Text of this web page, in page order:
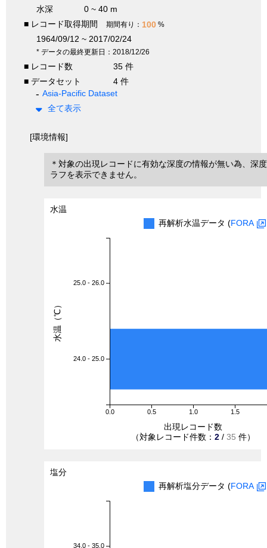
水深
0 ~ 40 m
■ レコード取得期間
期間有り： 100 %
1964/09/12 ~ 2017/02/24
* データの最終更新日：2018/12/26
■ レコード数
35 件
■ データセット
4 件
Asia-Pacific Dataset
全て表示
[環境情報]
＊対象の出現レコードに有効な深度の情報が無い為、深
ラフを表示できません。
水温
再解析水温データ (FORA
0.0 0.5 1.0 1.5
25.0 - 26.0
24.0 - 25.0
出現レコード数
（対象レコード件数： 2 / 35 件）
水温（℃）
塩分
再解析塩分データ (FORA
34.0 - 35.0